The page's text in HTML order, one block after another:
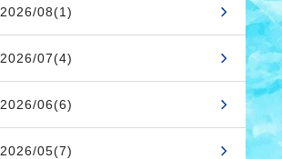
2026/08(1)
2026/07(4)
2026/06(6)
2026/05(7)